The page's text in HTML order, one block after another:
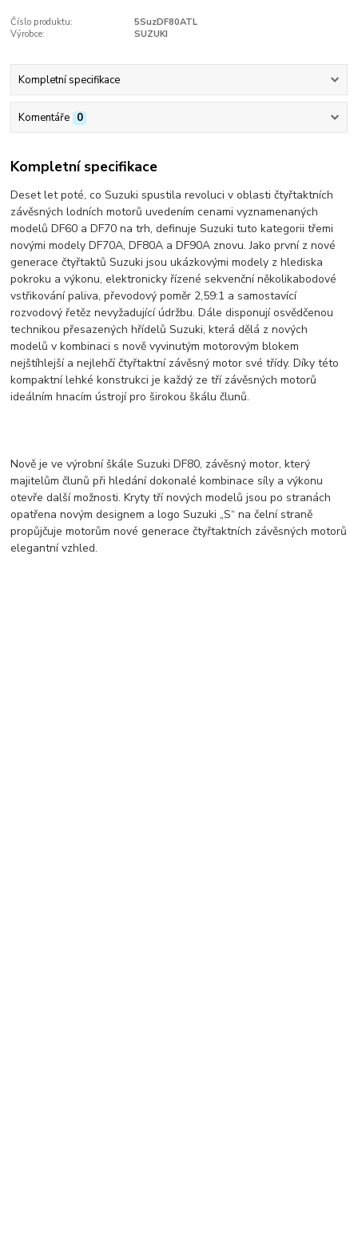
Číslo produktu:
5SuzDF80ATL
Výrobce:
SUZUKI
Kompletní specifikace
Komentáře 0
Kompletní specifikace
Deset let poté, co Suzuki spustila revoluci v oblasti čtyřtaktních
závěsných lodních motorů uvedením cenami vyznamenaných
modelů DF60 a DF70 na trh, definuje Suzuki tuto kategorii třemi
novými modely DF70A, DF80A a DF90A znovu. Jako první z nové
generace čtyřtaktů Suzuki jsou ukázkovými modely z hlediska
pokroku a výkonu, elektronicky řízené sekvenční několikabodové
vstřikování paliva, převodový poměr 2,59:1 a samostavící
rozvodový řetěz nevyžadující údržbu. Dále disponují osvědčenou
technikou přesazených hřídelů Suzuki, která dělá z nových
modelů v kombinaci s nově vyvinutým motorovým blokem
nejštíhlejší a nejlehčí čtyřtaktní závěsný motor své třídy. Díky této
kompaktní lehké konstrukci je každý ze tří závěsných motorů
ideálním hnacím ústrojí pro širokou škálu člunů.
Nově je ve výrobní škále Suzuki DF80, závěsný motor, který
majitelům člunů při hledání dokonalé kombinace síly a výkonu
otevře další možnosti. Kryty tří nových modelů jsou po stranách
opatřena novým designem a logo Suzuki „S“ na čelní straně
propůjčuje motorům nové generace čtyřtaktních závěsných motorů
elegantní vzhled.